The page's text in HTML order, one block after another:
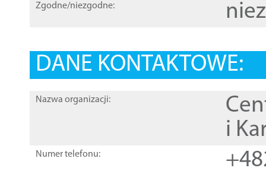
Zgodne/niezgodne:
DANE KONTAKTOWE:
Nazwa organizacji:
i
Numer telefonu: